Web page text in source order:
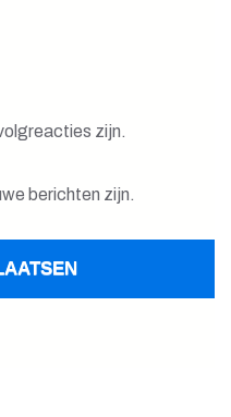
zijn.
berichten zijn.